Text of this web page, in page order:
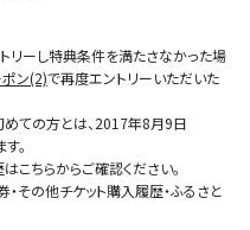
リーし特典条件を満たさなかった場
ポン(2)で再度エントリーいただいた
。
こちらからご確認ください。
・その他チケット購入履歴・ふるさと